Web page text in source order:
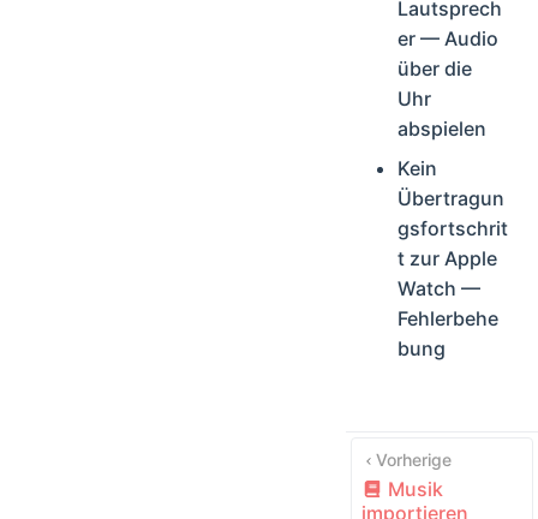
Lautsprech
er — Audio
über die
Uhr
abspielen
Kein
Übertragun
gsfortschrit
t zur Apple
Watch —
Fehlerbehe
bung
Vorherige
Musik
importieren